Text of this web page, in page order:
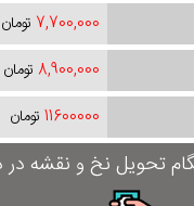
7,700,000 تومان
8,900,000 تومان
11600000 تومان
تحویل نخ و نقشه